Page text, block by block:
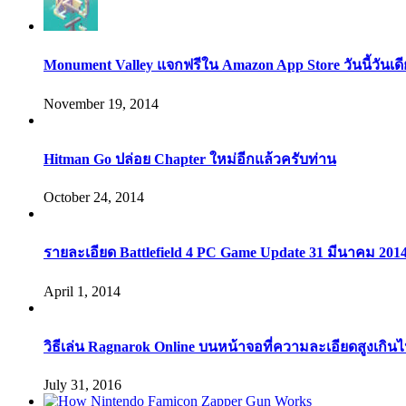
Monument Valley แจกฟรีใน Amazon App Store วันนี้วันเดี
November 19, 2014
Hitman Go ปล่อย Chapter ใหม่อีกแล้วครับท่าน
October 24, 2014
รายละเอียด Battlefield 4 PC Game Update 31 มีนาคม
April 1, 2014
วิธีเล่น Ragnarok Online บนหน้าจอที่ความละเอียดสูงเกินไ
July 31, 2016